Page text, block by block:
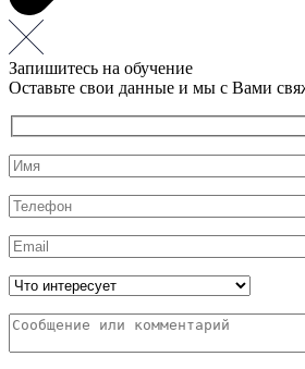
Запишитесь на обучение
Оставьте свои данные и мы с Вами